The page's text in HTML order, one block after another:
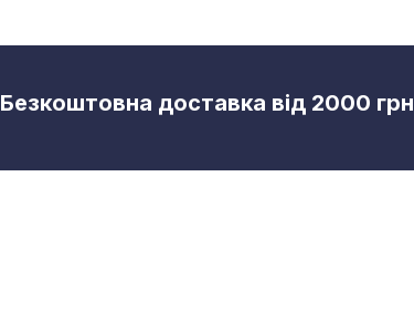
Безкоштовна доставка від 2000 грн